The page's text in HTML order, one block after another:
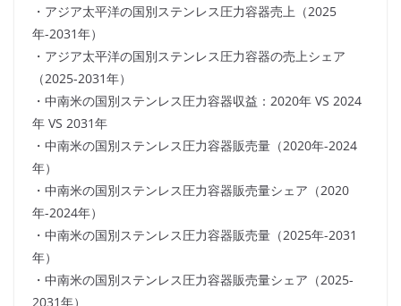
・アジア太平洋の国別ステンレス圧力容器売上（2025
年-2031年）
・アジア太平洋の国別ステンレス圧力容器の売上シェア
（2025-2031年）
・中南米の国別ステンレス圧力容器収益：2020年 VS 2024
年 VS 2031年
・中南米の国別ステンレス圧力容器販売量（2020年-2024
年）
・中南米の国別ステンレス圧力容器販売量シェア（2020
年-2024年）
・中南米の国別ステンレス圧力容器販売量（2025年-2031
年）
・中南米の国別ステンレス圧力容器販売量シェア（2025-
2031年）